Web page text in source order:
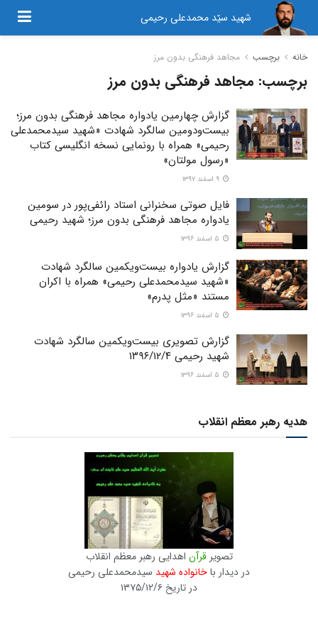
شهید سیّد محمدعلی رحیمی
خانه برچسب مجاهد فرهنگی بدون مرز
برچسب: مجاهد فرهنگی بدون مرز
گزارش چهارمین یادواره مجاهد فرهنگی بدون مرز؛
بیست‌ودومین سالگرد شهادت «شهید سیدمحمدعلی
رحیمی» همراه با رونمایی نسخه انگلیسی کتاب
«رسول مولتان»
فایل صوتی سخنرانی استاد رائفی‌پور در سومین
یادواره مجاهد فرهنگی بدون مرز؛ شهید رحیمی
گزارش یادواره بیست‌ویکمین سالگرد شهادت
«شهید سیدمحمدعلی رحیمی» همراه با اکران
مستند «مثل پدرم»
گزارش تصویری بیست‌ویکمین سالگرد شهادت
شهید رحیمی ۱۳۹۶/۱۲/۴
هدیه رهبر معظم انقلاب
تصویرقرآن اهدایی رهبر معظم انقلاب
در دیدار باخانواده شهید سیدمحمدعلی رحیمی
در تاریخ ۱۳۷۵/۱۲/۶